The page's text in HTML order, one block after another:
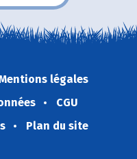
légales
CGU
Plan du site